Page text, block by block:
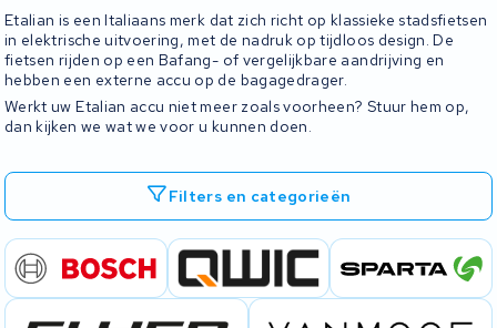
Etalian is een Italiaans merk dat zich richt op klassieke stadsfietsen
in elektrische uitvoering, met de nadruk op tijdloos design. De
fietsen rijden op een Bafang- of vergelijkbare aandrijving en
hebben een externe accu op de bagagedrager.
Werkt uw Etalian accu niet meer zoals voorheen? Stuur hem op,
dan kijken we wat we voor u kunnen doen.
Filters en categorieën
Gratis verzending Altijd een passende oplossing